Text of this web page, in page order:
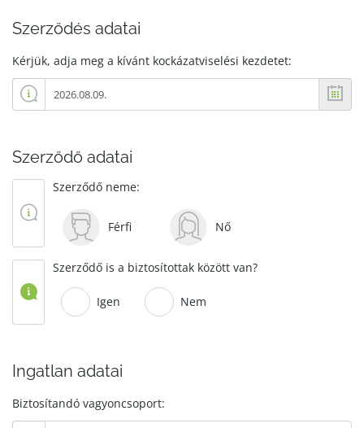
Szerződés adatai
Kérjük, adja meg a kívánt kockázatviselési kezdetet:
Szerződő adatai
Szerződő neme:
Férfi Nő
Szerződő is a biztosítottak között van?
Igen Nem
Ingatlan adatai
Biztosítandó vagyoncsoport: